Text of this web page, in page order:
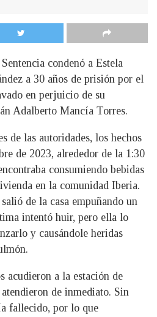
condenó a Estela
a 30 años de prisión por el
en perjuicio de su
Adalberto Mancía Torres.
de las autoridades, los hechos
de 2023, alrededor de la 1:30
consumiendo bebidas
en la comunidad Iberia.
de la casa empuñando un
intentó huir, pero ella lo
y causándole heridas
acudieron a la estación de
de inmediato. Sin
fallecido, por lo que